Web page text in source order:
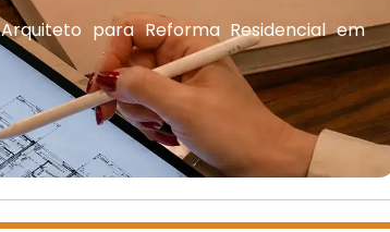
para Reforma Residencial em